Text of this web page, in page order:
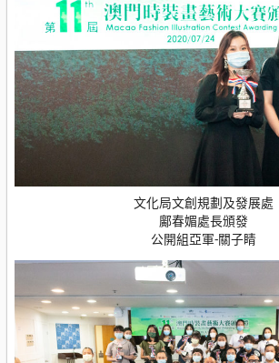
文化局文創規劃及發展處
鄺春媚處長頒發
公開組亞軍-關子睛